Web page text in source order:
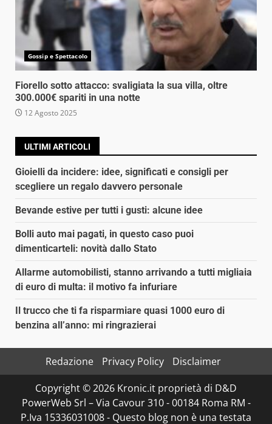
Gossip e Spettacolo
Fiorello sotto attacco: svaligiata la sua villa, oltre
300.000€ spariti in una notte
12 Agosto 2025
ULTIMI ARTICOLI
Gioielli da incidere: idee, significati e consigli per
scegliere un regalo davvero personale
Bevande estive per tutti i gusti: alcune idee
Bolli auto mai pagati, in questo caso puoi
dimenticarteli: novità dallo Stato
Allarme automobilisti, stanno arrivando a tutti migliaia
di euro di multa: il motivo fa infuriare
Il trucco che ti fa risparmiare quasi 1000 euro di
benzina all’anno: mi ringrazierai
Redazione Privacy Policy
Disclaimer
Copyright © 2026 Kronic.it proprietà di D&D
PowerWeb Srl – Via Cavour 310 - 00184 Roma RM -
P.Iva 15336031008 - Questo blog non è una testata